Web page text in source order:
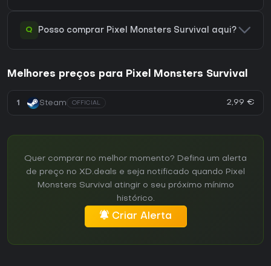
Q Posso comprar Pixel Monsters Survival aqui?
Melhores preços para Pixel Monsters Survival
1 Steam OFFICIAL 2,99 €
Quer comprar no melhor momento? Defina um alerta
de preço no XD.deals e seja notificado quando Pixel
Monsters Survival atingir o seu próximo mínimo
histórico.
Criar Alerta